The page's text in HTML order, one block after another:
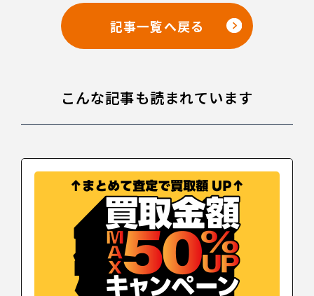
記事一覧へ戻る
こんな記事も読まれています